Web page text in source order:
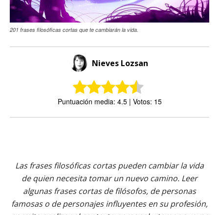
201 frases filosóficas cortas que te cambiarán la vida.
Nieves Lozsan
Puntuación media: 4.5 | Votos: 15
Las frases filosóficas cortas pueden cambiar la vida
de quien necesita tomar un nuevo camino. Leer
algunas frases cortas de filósofos, de personas
famosas o de personajes influyentes en su profesión,